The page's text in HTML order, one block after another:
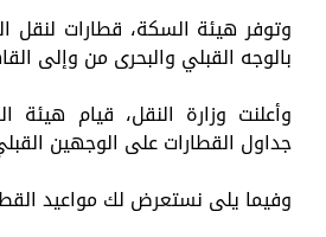
وتوفر هيئة السكة، قطارات لنقل
بالوجه القبلي والبحرى من وإلى
وأعلنت وزارة النقل، قيام هيئة
جداول القطارات على الوجهين
وفيما يلى نستعرض لك مواعيد